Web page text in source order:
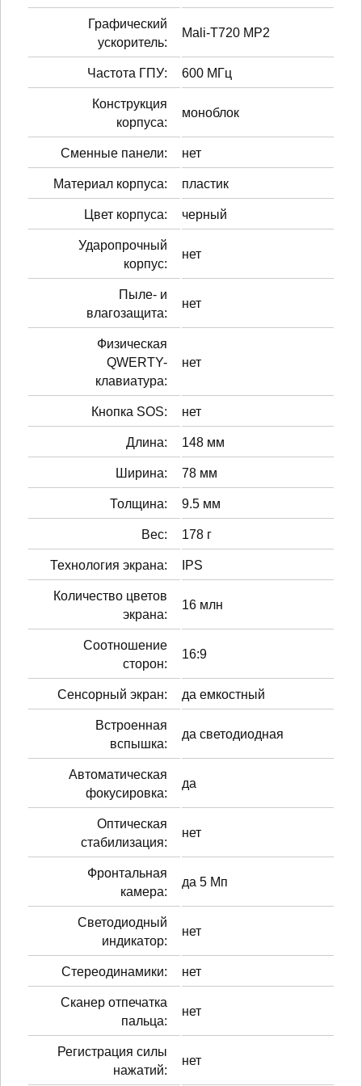
Графический
ускоритель:
Mali-T720 MP2
Частота ГПУ: 600 МГц
Конструкция
корпуса:
моноблок
Сменные панели: нет
Материал корпуса: пластик
Цвет корпуса: черный
Ударопрочный
корпус:
нет
Пыле- и
влагозащита:
нет
Физическая
QWERTY-
клавиатура:
нет
Кнопка SOS: нет
Длина: 148 мм
Ширина: 78 мм
Толщина: 9.5 мм
Вес: 178 г
Технология экрана: IPS
Количество цветов
экрана:
16 млн
Соотношение
сторон:
16:9
Сенсорный экран: да емкостный
Встроенная
вспышка:
да светодиодная
Автоматическая
фокусировка:
да
Оптическая
стабилизация:
нет
Фронтальная
камера:
да 5 Мп
Светодиодный
индикатор:
нет
Стереодинамики: нет
Сканер отпечатка
пальца:
нет
Регистрация силы
нажатий:
нет